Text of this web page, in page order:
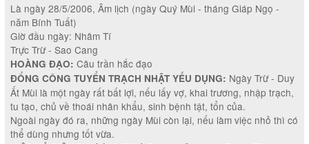
Là ngày 28/5/2006, Âm lịch (ngày Quý Mùi - tháng Giáp Ngọ -
năm Bính Tuất)
Giờ đầu ngày: Nhâm Tí
Trực Trừ - Sao Cang
HOÀNG ĐẠO: Câu trần hắc đạo
ĐỔNG CÔNG TUYỂN TRẠCH NHẬT YẾU DỤNG: Ngày Trừ - Duy
Ất Mùi là một ngày rất bất lợi, nếu lấy vợ, khai trương, nhập trạch,
tu tạo, chủ về thoái nhân khẩu, sinh bệnh tật, tổn của.
Ngoài ngày đó ra, những ngày Mùi còn lại, nếu làm việc nhỏ thì có
thể dùng nhưng tốt vừa.